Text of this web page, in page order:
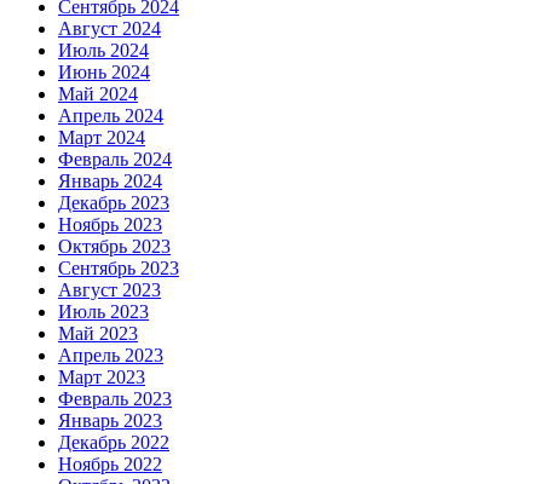
Сентябрь 2024
Август 2024
Июль 2024
Июнь 2024
Май 2024
Апрель 2024
Март 2024
Февраль 2024
Январь 2024
Декабрь 2023
Ноябрь 2023
Октябрь 2023
Сентябрь 2023
Август 2023
Июль 2023
Май 2023
Апрель 2023
Март 2023
Февраль 2023
Январь 2023
Декабрь 2022
Ноябрь 2022